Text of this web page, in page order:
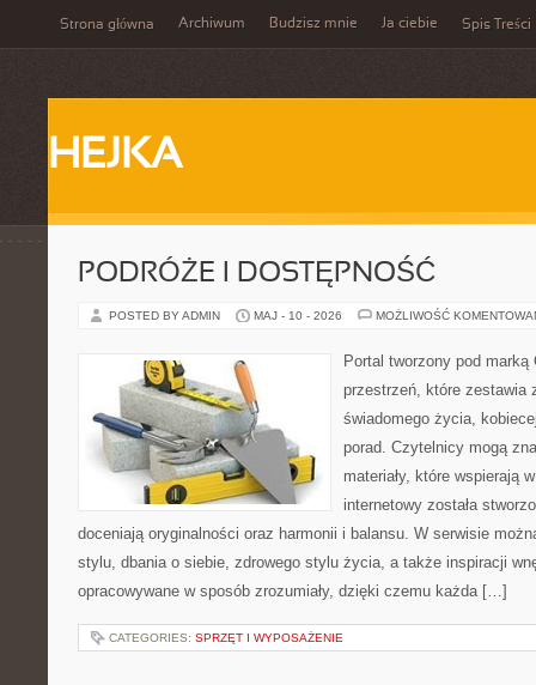
Strona główna Archiwum Budzisz mnie Ja ciebie Spis Treści
HEJKA
PODRÓŻE I DOSTĘPNOŚĆ
POSTED BY ADMIN MAJ - 10 - 2026 MOŻLIWOŚĆ
Portal tworzony pod
przestrzeń, które zestawia
świadomego życia,
porad. Czytelnicy mogą
materiały, które wspierają
internetowy została
doceniają oryginalności oraz harmonii i balansu. W serwisie
stylu, dbania o siebie, zdrowego stylu życia, a także inspiracji
opracowywane w sposób zrozumiały, dzięki czemu każda […]
CATEGORIES: SPRZĘT I WYPOSAŻENIE